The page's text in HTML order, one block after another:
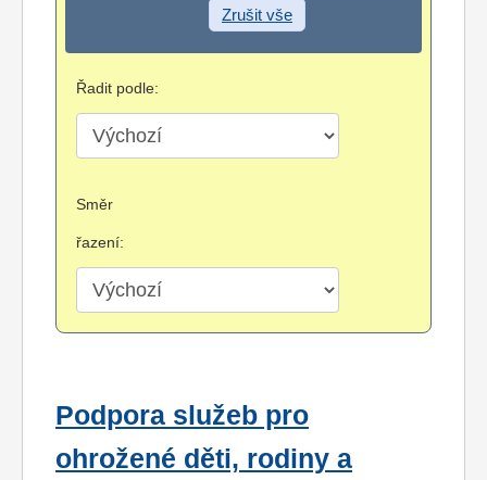
Zrušit vše
Řadit podle:
Směr
řazení:
Podpora služeb pro
ohrožené děti, rodiny a